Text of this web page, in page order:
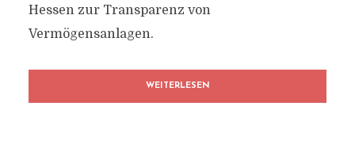
Hessen zur Transparenz von
Vermögensanlagen.
WEITERLESEN